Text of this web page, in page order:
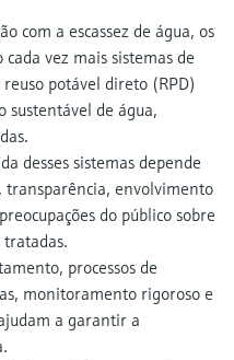
code,
com a escassez de água, os
vez mais sistemas de
potável direto (RPD)
sustentável de água,
desses sistemas depende
transparência, envolvimento
do público sobre
tratadas.
processos de
monitoramento rigoroso e
a garantir a